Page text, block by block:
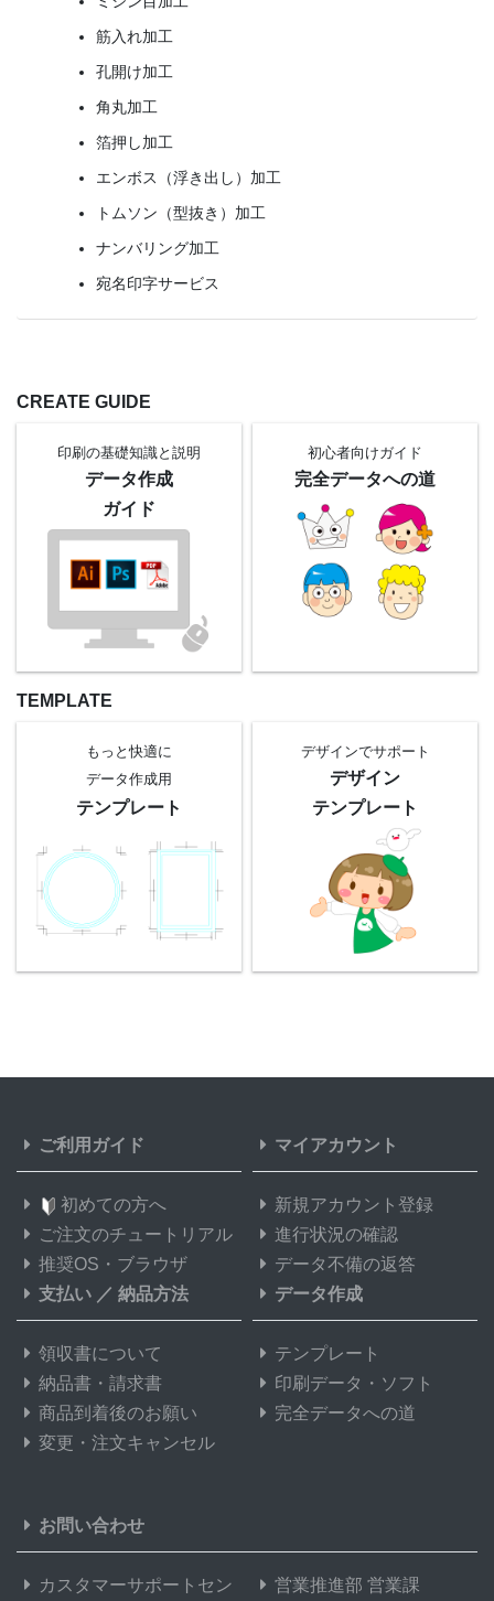
筋入れ加工
孔開け加工
角丸加工
箔押し加工
エンボス（浮き出し）加工
トムソン（型抜き）加工
ナンバリング加工
宛名印字サービス
CREATE GUIDE
印刷の基礎知識と 説明
データ作成
ガイド
初心者向けガイド
完全データへの道
TEMPLATE
もっと快適に
データ作成用
テンプレート
デザインでサポート
デザイン
テンプレート
ご利用ガイド
初めての方へ
ご注文のチュートリアル
推奨OS・ブラウザ
マイアカウント
新規アカウント登録
進行状況の確認
データ不備の返答
支払い ／ 納品方法
領収書について
納品書・請求書
商品到着後のお願い
変更・注文キャンセル
データ作成
テンプレート
印刷データ・ソフト
完全データへの道
お問い合わせ
カスタマーサポートセン
営業推進部 営業課